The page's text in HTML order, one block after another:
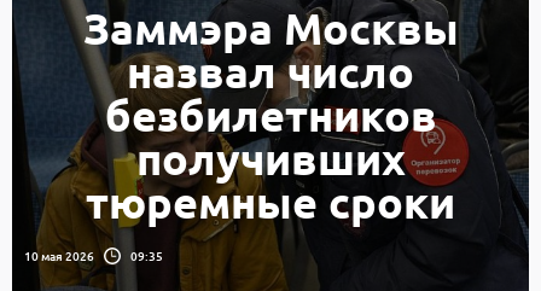
Заммэра Москвы
назвал число
безбилетников
получивших
тюремные сроки
10 мая 2026 09:35